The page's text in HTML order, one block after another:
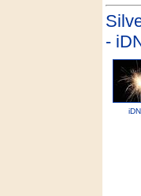
-